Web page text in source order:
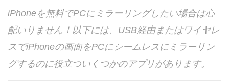
ダウンロード
サポート
言語選択
iPhoneを無料でPCにミラーリングしたい場合は心
配いりません！以下には、USB経由またはワイヤレ
スでiPhoneの画面をPCにシームレスにミラーリン
グするのに役立ついくつかのアプリがあります。